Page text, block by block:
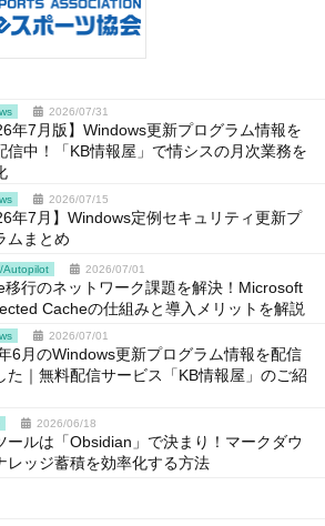
2026/07/31
年7月版】Windows更新プログラム情報を
信中！「KB情報屋」で情シスの月次業務を
2026/07/15
年7月】Windows定例セキュリティ更新プ
ムまとめ
Autopilot 2026/07/01
移行のネットワーク課題を解決！Microsoft
Cacheの仕組みと導入メリットを解説
2026/07/01
6月のWindows更新プログラム情報を配信
た｜無料配信サービス「KB情報屋」のご紹
2026/06/18
ールは「Obsidian」で決まり！マークダウ
レッジ蓄積を効率化する方法